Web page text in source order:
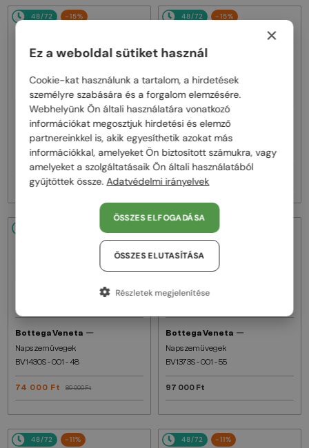
48/72 -15%
Bottega Veneta—
Napszemüvegek
BV1419S - 001 - 56
108 000 Ft
48/72 -15%
Bottega Veneta
Napszemüvegek
BV1429S - 001 - 49
108 000 Ft
Bottega Veneta —
Napszemüvegek
BV1430S - 001 - 48
74 000 Ft 89 000 Ft
Bottega Veneta —
Napszemüvegek
BV1373S - 001 - 55
97 000 Ft
48/72 -11% 48/72 -11%
×
Ez a weboldal sütiket használ
Cookie-kat használunk a tartalom, a hirdetések
személyre szabására és a forgalom elemzésére.
Webhelyünk Ön általi használatára vonatkozó
információkat megosztjuk hirdetési és elemző
partnereinkkel is, akik egyesíthetik azokat más
információkkal, amelyeket Ön biztosított számukra, vagy
amelyeket a szolgáltatásaik Ön általi használatából
gyűjtöttek össze. Adatvédelmi irányelvek
ÖSSZES ELFOGADÁSA
ÖSSZES ELUTASÍTÁSA
Részletek megjelenítése